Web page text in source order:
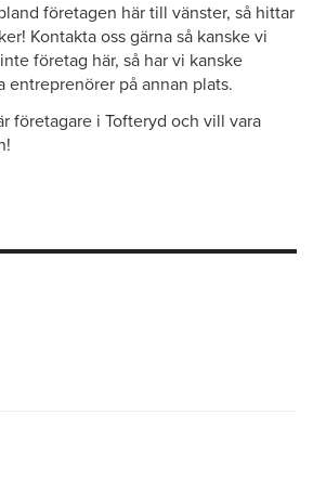
företagen här till vänster, så hittar
Kontakta oss gärna så kanske vi
företag här, så har vi kanske
entreprenörer på annan plats.
företagare i Tofteryd och vill vara